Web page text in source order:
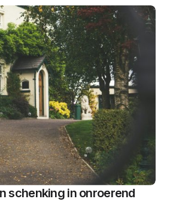
schenking in onroerend